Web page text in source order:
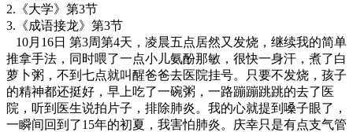
2.《大学》第3节
3.《成语接龙》第3节
10月16日 第3周第4天，凌晨五点居然又发烧，继续我的简单
推拿手法，同时喂了一点小儿氨酚那敏，很快一身汗，煮了白
萝卜粥，不到七点就叫醒爸爸去医院挂号。只要不发烧，孩子
的精神都还挺好，早上吃了一碗粥，一路蹦蹦跳跳的去了医
院，听到医生说拍片子，排除肺炎。我的心就提到嗓子眼了，
一瞬间回到了15年的初夏，我害怕肺炎。庆幸只是有点支气管